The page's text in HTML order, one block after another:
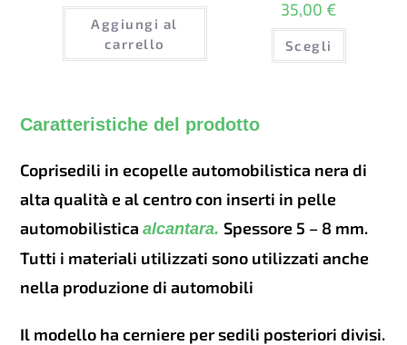
Aggiungi al
carrello
35,00 €
Scegli
Questo
ha
nella
pagina
Caratteristiche del prodotto
Coprisedili in ecopelle automobilistica nera di
alta qualità e al centro con inserti in pelle
automobilisticaalcantara.Spessore 5 – 8 mm.
Tutti i materiali utilizzati sono utilizzati anche
nella produzione di automobili
Il modello ha cerniere per sedili posteriori divisi.